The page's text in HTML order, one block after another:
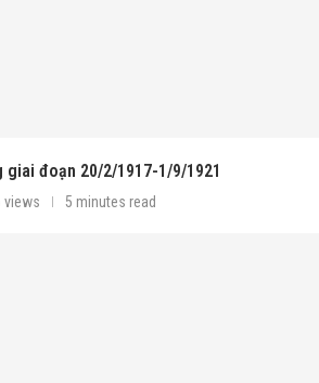
đoạn 20/2/1917-1/9/1921
views 5 minutes read